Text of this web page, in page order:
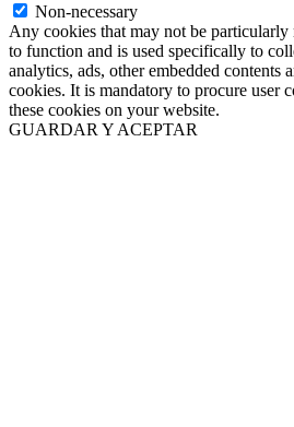
Non-necessary
Any cookies that may not be particularly
to function and is used specifically to
analytics, ads, other embedded contents
cookies. It is mandatory to procure user
these cookies on your website.
GUARDAR Y ACEPTAR